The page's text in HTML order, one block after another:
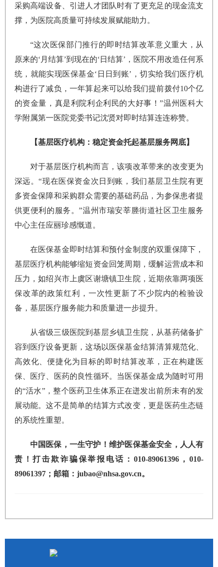
采购高端设备、引进人才团队时有了更充足的现金流支
撑，为医院高质量可持续发展赋能助力。
“这次医保部门推行的即时结算改革意义重大，从
原来的‘月结算’到现在的‘日结算’，医院不用改造任何系
统，就能实现医保基金‘日日到账’，切实给我们医疗机
构进行了减负，一年算起来可以给我们提前拨付10个亿
的资金量，真是利院利企利民的大好事！”温州医科大
学附属第一医院党委书记沈贤对即时结算连连称赞。
【基层医疗机构：稳定资金托起基层服务网底】
对于基层医疗机构而言，该项改革带来的改变更为
深远。“现在医保资金次日到账，我们基层卫生院有更
多资金保障和采购群众需要的基础药品，为参保患者提
供更便利的服务。”温州市瑞安莘塍街道社区卫生服务
中心主任应丽珍感慨道。
在医保基金即时结算和预付金制度的双重保障下，
基层医疗机构能够缩短资金回笼周期，缓解运营成本和
压力，如绍兴市上虞区谢塘镇卫生院，近期依靠两项医
保改革的政策红利，一次性更新了不少院内的检验设
备，基层医疗服务能力和质量进一步提升。
从省级三级医院到基层乡镇卫生院，从基药储备扩
容到医疗设备更新，这场以医保基金结算清算规范化、
高效化、便捷化为目标的即时结算改革，正在构建医
保、医疗、医药的良性循环。当医保基金成为随时可用
的“活水”，整个医药卫生体系正在迸发出前所未有的发
展动能。这不是简单的结算方式改变，更是医药生态链
的系统性重塑。
中国医保，一生守护！维护医保基金安全，人人有
责！打击欺诈骗保举报电话：010-89061396，010-
89061397；邮箱：jubao@nhsa.gov.cn。